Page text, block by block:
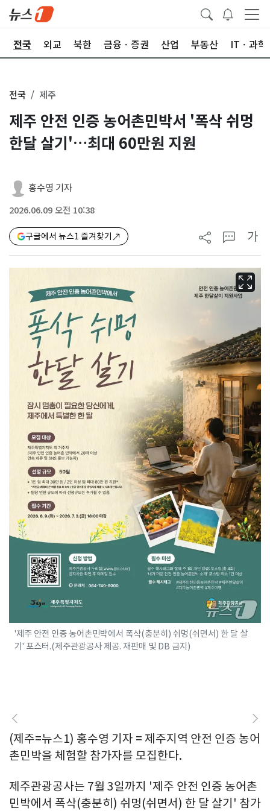
전국 외교 북한 금융ㆍ증권 산업 부동산 ITㆍ과학
전국 제주
제주 안전 인증 농어촌민박서 '폭삭 쉬멍
한달 살기'…최대 60만원 지원
홍수영 기자
2026.06.09 오전 10:38
구글에서 뉴스1 즐겨찾기 가
'제주 안전 인증 농어촌민박에서 폭삭(충분히) 쉬멍(쉬면서) 한 달 살
기' 포스터.(제주관광공사 제공. 재판매 및 DB 금지)
(제주=뉴스1) 홍수영 기자 = 제주지역 안전 인증 농어
촌민박을 체험할 참가자를 모집한다.
제주관광공사는 7월 3일까지 '제주 안전 인증 농어촌
민박에서 폭삭(충분히) 쉬멍(쉬면서) 한 달 살기' 참가